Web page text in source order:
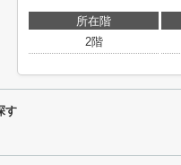
所在階
2階
す